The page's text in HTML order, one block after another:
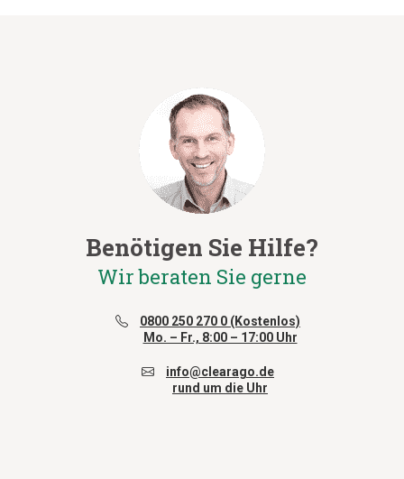
Benötigen Sie Hilfe?
Wir beraten Sie gerne
0800 250 270 0 (Kostenlos)
Mo. – Fr., 8:00 – 17:00 Uhr
info@clearago.de
rund um die Uhr